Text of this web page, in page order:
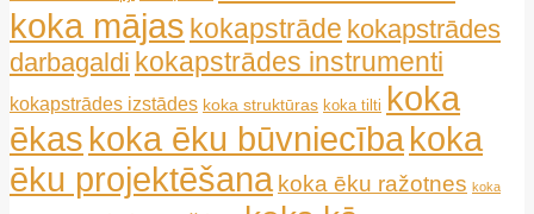
koka mājas kokapstrāde kokapstrādes
darbagaldi kokapstrādes instrumenti
kokapstrādes izstādes koka struktūras koka tilti koka
ēkas koka ēku būvniecībakoka
ēku projektēšana koka ēku ražotnes koka